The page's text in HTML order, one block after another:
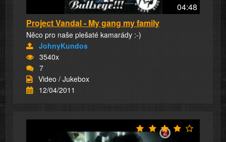
04:48
Project Vandal - My gang my family
Něco pro naše plešaté kamarády :-)
JohnyKundos
3540x
7
Video / Jukebox
12/04/2011